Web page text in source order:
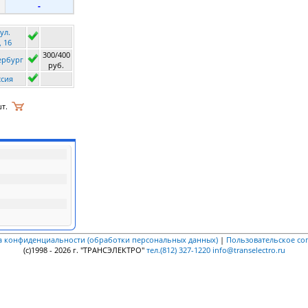
-
ул.
16
300/400
руб.
конфиденциальности (обработки персональных данных) | Пользовательское
(c)1998 - 2026 г. "ТРАНСЭЛЕКТРО" тел.(812) 327-1220 info@transelectro.ru